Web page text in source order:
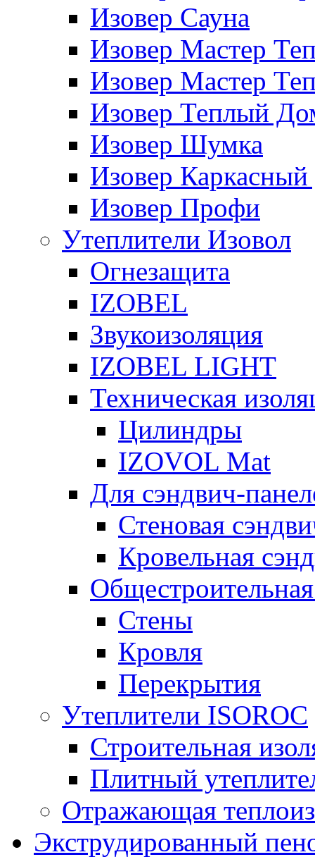
Изовер Сауна
Изовер Мастер
Изовер Мастер
Изовер Теплый
Изовер Шумка
Изовер
Изовер Профи
Утеплители Изовол
Огнезащита
IZOBEL
Звукоизоляция
IZOBEL LIGHT
Техническая
Цилиндры
IZOVOL Mat
Для сэндвич-
Стеновая
Кровельная
Стены
Кровля
Перекрытия
Утеплители ISOROC
Строительная
Плитный
Отражающая
Экструдированный